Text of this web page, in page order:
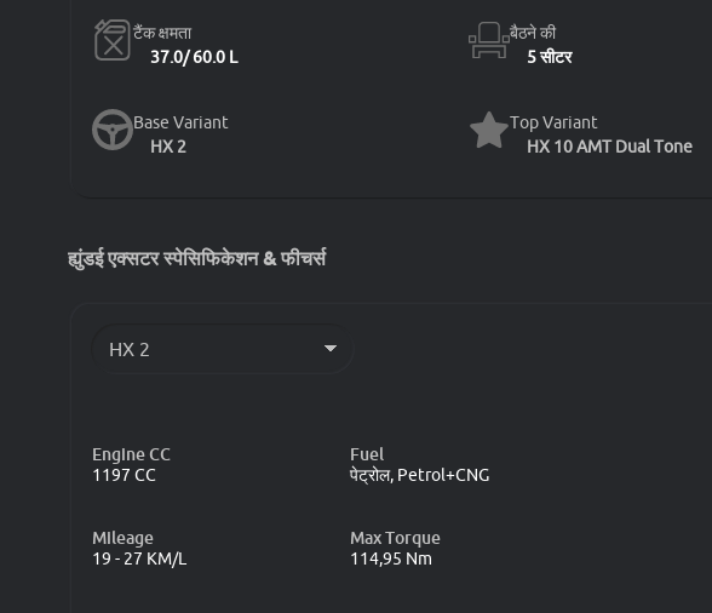
टैंक क्षमता
37.0/ 60.0 L
बैठने की
5 सीटर
Base Variant
HX 2
Top Variant
HX 10 AMT Dual Tone
ह्युंडई एक्सटर स्पेसिफिकेशन & फीचर्स
Engine CC
1197 CC
Fuel
पेट्रोल, Petrol+CNG
Mileage
19 - 27 KM/L
Max Torque
114,95 Nm